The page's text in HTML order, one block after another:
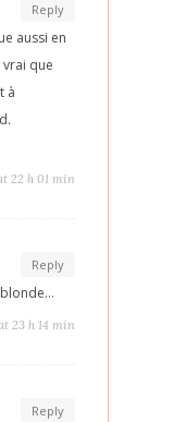
Reply
aussi en
vrai que
à
22 h 01 min
Reply
blonde…
23 h 14 min
Reply